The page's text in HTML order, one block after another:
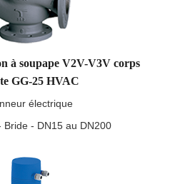
à soupape V2V-V3V corps
GG-25 HVAC
électrique
Bride - DN15 au DN200